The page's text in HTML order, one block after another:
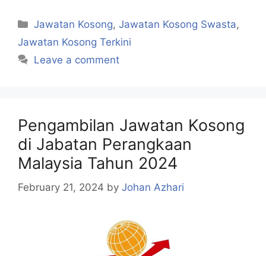
Categories
Jawatan Kosong,Jawatan Kosong Swasta,
Jawatan Kosong Terkini
Leave a comment
Pengambilan Jawatan Kosong
di Jabatan Perangkaan
Malaysia Tahun 2024
February 21, 2024 by Johan Azhari